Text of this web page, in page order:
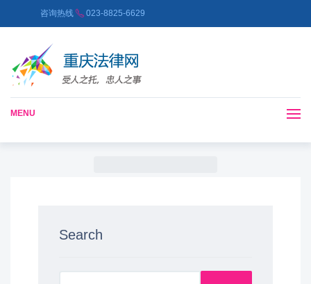
咨询热线 023-8825-6629
MENU
Search